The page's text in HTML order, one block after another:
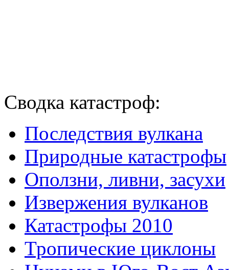
Сводка катастроф:
Последствия вулкана
Природные катастрофы
Оползни, ливни, засухи
Извержения вулканов
Катастрофы 2010
Тропические циклоны